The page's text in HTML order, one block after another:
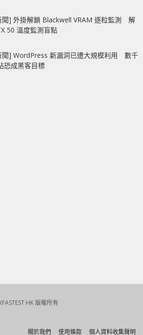
聞] 外掛解鎖 Blackwell VRAM 逐粒監測 解
50 溫度監測盲點
聞] WordPress 新漏洞已遭大規模利用 數千
恐成黑客目標
HK 版權所有
關於我們 使用條款 個人資料收集聲明